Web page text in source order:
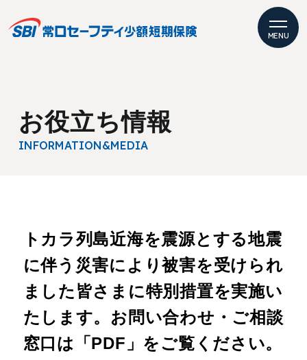
MENU
お役立ち情報
INFORMATION&MEDIA
トカラ列島近海を震源とする地震
に伴う災害により被害を受けられ
ました皆さまに特別措置を実施い
たします。お問い合わせ・ご相談
窓口は「PDF」をご覧ください。